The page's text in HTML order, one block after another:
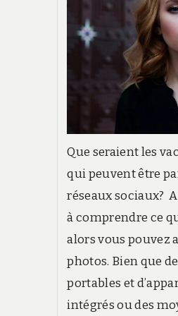
Que seraient les
qui peuvent être
réseaux sociaux?
à comprendre ce
alors vous pouvez
photos. Bien que
portables et
intégrés ou des